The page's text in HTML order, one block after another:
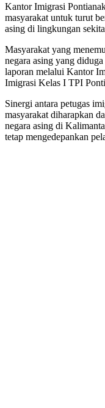
Kantor Imigrasi
masyarakat untuk turut
asing di lingkungan
Masyarakat yang
negara asing yang
laporan melalui Kantor
Imigrasi Kelas I TPI
Sinergi antara petugas
masyarakat diharapkan
negara asing di
tetap mengedepankan